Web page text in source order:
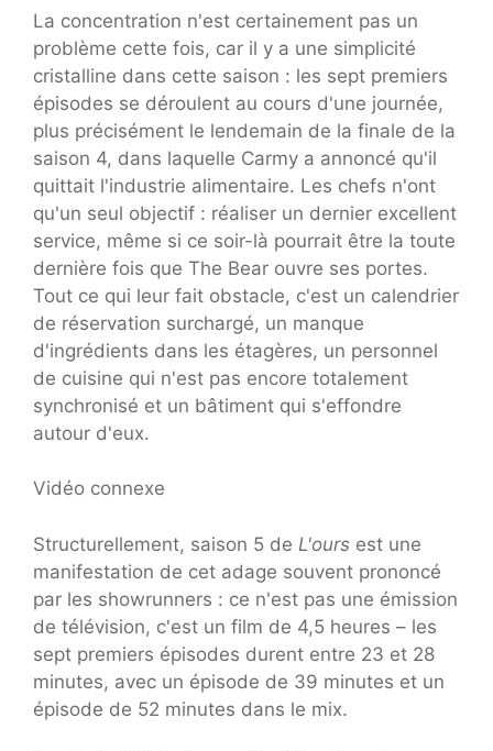
La concentration n'est certainement pas un
problème cette fois, car il y a une simplicité
cristalline dans cette saison : les sept premiers
épisodes se déroulent au cours d'une journée,
plus précisément le lendemain de la finale de la
saison 4, dans laquelle Carmy a annoncé qu'il
quittait l'industrie alimentaire. Les chefs n'ont
qu'un seul objectif : réaliser un dernier excellent
service, même si ce soir-là pourrait être la toute
dernière fois que The Bear ouvre ses portes.
Tout ce qui leur fait obstacle, c'est un calendrier
de réservation surchargé, un manque
d'ingrédients dans les étagères, un personnel
de cuisine qui n'est pas encore totalement
synchronisé et un bâtiment qui s'effondre
autour d'eux.
Vidéo connexe
Structurellement, saison 5 de L'ours est une
manifestation de cet adage souvent prononcé
par les showrunners : ce n'est pas une émission
de télévision, c'est un film de 4,5 heures – les
sept premiers épisodes durent entre 23 et 28
minutes, avec un épisode de 39 minutes et un
épisode de 52 minutes dans le mix.